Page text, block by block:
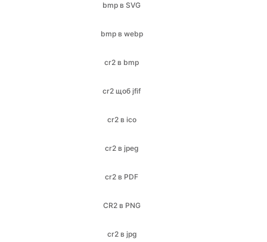
bmp в SVG
bmp в webp
cr2 в bmp
cr2 щоб jfif
cr2 в ico
cr2 в jpeg
cr2 в PDF
CR2 в PNG
cr2 в jpg